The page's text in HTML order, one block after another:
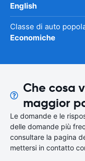
English
Classe di auto
Economiche
Che cosa
maggior
Le domande e le
delle domande più
consultare la pagina
mettersi in contatto